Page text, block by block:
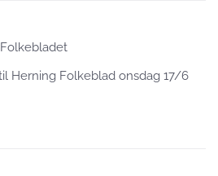
Herning Folkeblad onsdag 17/6